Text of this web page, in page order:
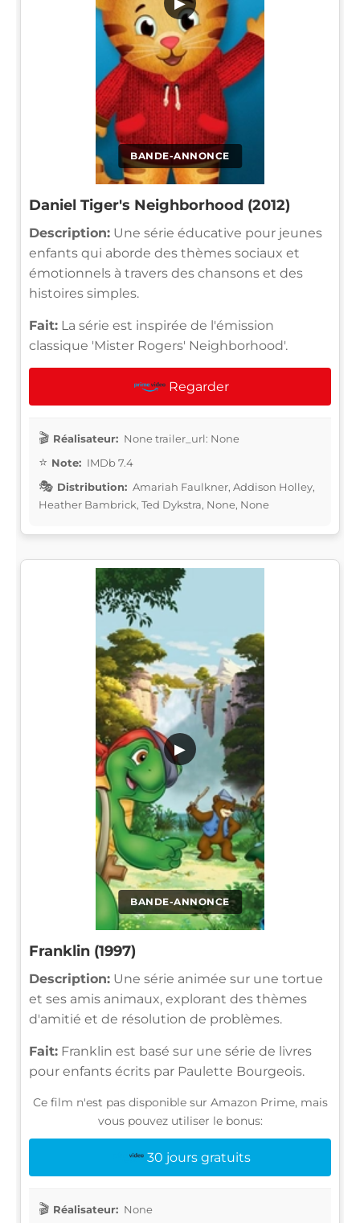
BANDE-ANNONCE
▶
Daniel Tiger's Neighborhood (2012)
Description: Une série éducative pour jeunes
enfants qui aborde des thèmes sociaux et
émotionnels à travers des chansons et des
histoires simples.
Fait: La série est inspirée de l'émission
classique 'Mister Rogers' Neighborhood'.
Regarder
Réalisateur: None trailer_url: None
Note: IMDb 7.4
Distribution: Amariah Faulkner, Addison Holley,
Heather Bambrick, Ted Dykstra, None, None
BANDE-ANNONCE
▶
Franklin (1997)
Description: Une série animée sur une tortue
et ses amis animaux, explorant des thèmes
d'amitié et de résolution de problèmes.
Fait: Franklin est basé sur une série de livres
pour enfants écrits par Paulette Bourgeois.
Ce film n'est pas disponible sur Amazon Prime, mais
vous pouvez utiliser le bonus:
30 jours gratuits
Réalisateur: None